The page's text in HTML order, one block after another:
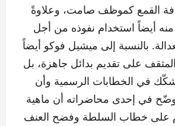
القمع كموظف صامت، وعلاوةً
أيضاً استخدام نفوذه من أجل
بالنسبة إلى ميشيل فوكو أيضاً
على تقديم بدائل جاهزة، بل
في الخطابات الرسمية وأن
في إحدى محاضراته أن ماهية
على خطاب السلطة وفضح العنف